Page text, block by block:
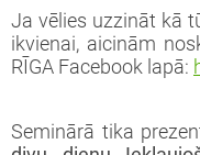
Ja vēlies uzzināt kā
ikvienai, aicinām
RĪGA Facebook lapā:
Seminārā tika